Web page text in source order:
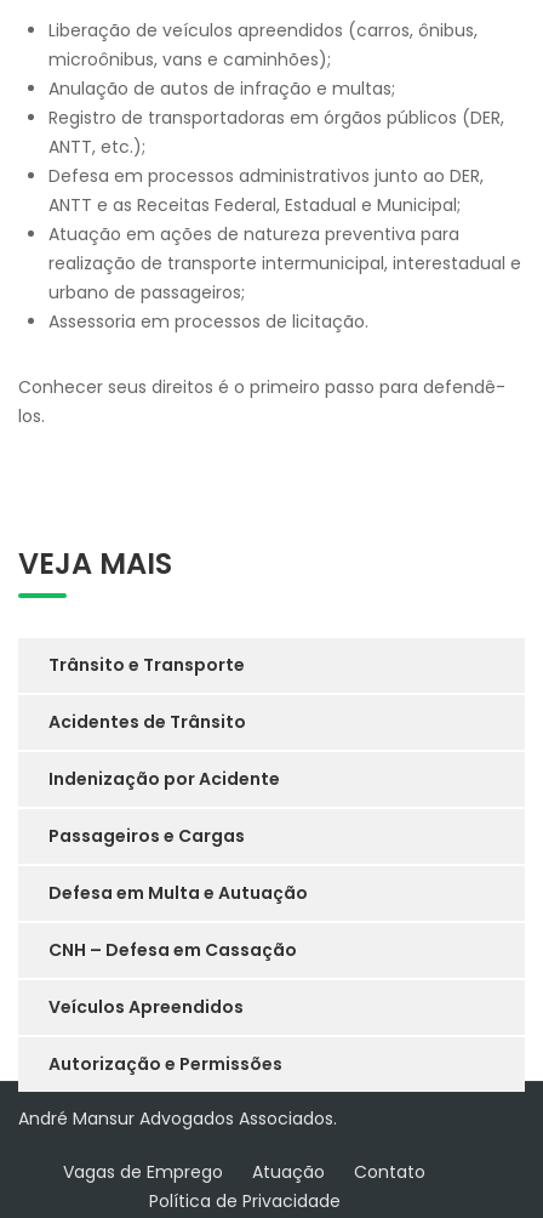
Liberação de veículos apreendidos (carros, ônibus,
microônibus, vans e caminhões);
Anulação de autos de infração e multas;
Registro de transportadoras em órgãos públicos (DER,
ANTT, etc.);
Defesa em processos administrativos junto ao DER,
ANTT e as Receitas Federal, Estadual e Municipal;
Atuação em ações de natureza preventiva para
realização de transporte intermunicipal, interestadual e
urbano de passageiros;
Assessoria em processos de licitação.
Conhecer seus direitos é o primeiro passo para defendê-
los.
VEJA MAIS
Trânsito e Transporte
Acidentes de Trânsito
Indenização por Acidente
Passageiros e Cargas
Defesa em Multa e Autuação
CNH – Defesa em Cassação
Veículos Apreendidos
Autorização e Permissões
André Mansur Advogados Associados.
Vagas de Emprego Atuação
Contato
Política de Privacidade